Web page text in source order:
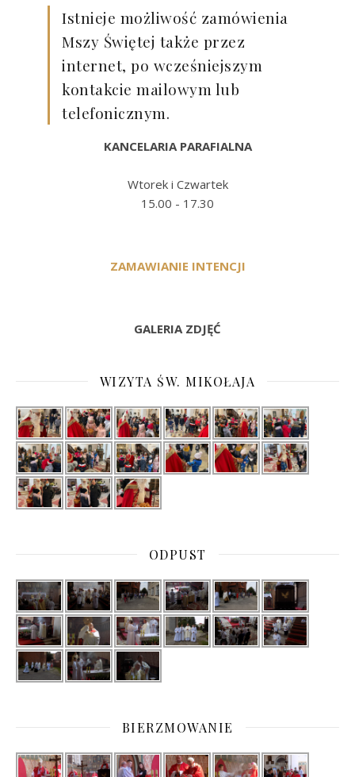
Istnieje możliwość zamówienia
Mszy Świętej także przez
internet, po wcześniejszym
kontakcie mailowym lub
telefonicznym.
KANCELARIA PARAFIALNA
Wtorek i Czwartek
15.00 - 17.30
ZAMAWIANIE INTENCJI
GALERIA ZDJĘĆ
WIZYTA ŚW. MIKOŁAJA
ODPUST
BIERZMOWANIE